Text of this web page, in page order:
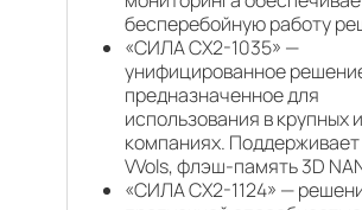
бесперебойную работу
«СИЛА CX2-1035» —
унифицированное
предназначенное для
использования в крупных
компаниях.
VVols, флэш-память 3D
«СИЛА CX2-1124» —